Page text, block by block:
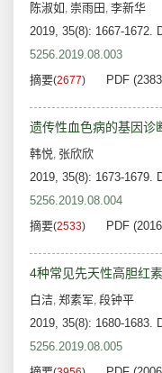
陈淑如 , 崇雨田 , 李新华
2019, 35(8): 1667-1672.
5256.2019.08.003
摘要(2677) PDF
遗传性血色病的基因诊
韩悦, 张欣欣
2019, 35(8): 1673-1679.
5256.2019.08.004
摘要(2533) PDF
4种常见先天性高胆红
白洁, 郑素军, 段钟平
2019, 35(8): 1680-1683.
5256.2019.08.005